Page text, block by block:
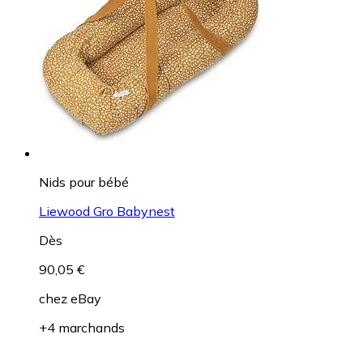
Nids pour bébé
Liewood Gro Babynest
Dès
90,05 €
chez eBay
+4 marchands